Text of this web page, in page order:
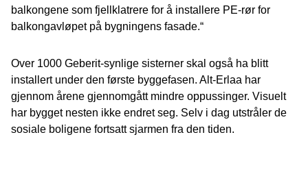
balkongene som fjellklatrere for å installere PE-rør for
balkongavløpet på bygningens fasade.“
Over 1000 Geberit-synlige sisterner skal også ha blitt
installert under den første byggefasen. Alt-Erlaa har
gjennom årene gjennomgått mindre oppussinger. Visuelt
har bygget nesten ikke endret seg. Selv i dag utstråler de
sosiale boligene fortsatt sjarmen fra den tiden.